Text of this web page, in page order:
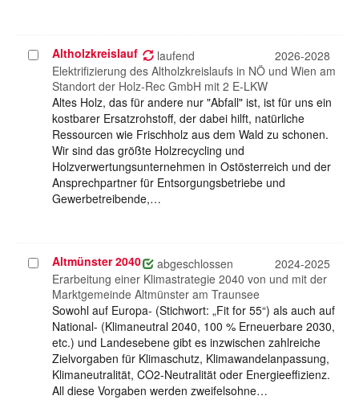
Projekt
auswählen
Altholzkreislauf laufend
2026-2028
Elektrifizierung des Altholzkreislaufs in NÖ und Wien am
Standort der Holz-Rec GmbH mit 2 E-LKW
Altes Holz, das für andere nur "Abfall" ist, ist für uns ein
kostbarer Ersatzrohstoff, der dabei hilft, natürliche
Ressourcen wie Frischholz aus dem Wald zu schonen.
Wir sind das größte Holzrecycling und
Holzverwertungsunternehmen in Ostösterreich und der
Ansprechpartner für Entsorgungsbetriebe und
Gewerbetreibende,…
Projekt
auswählen
Altmünster 2040 abgeschlossen
2024-2025
Erarbeitung einer Klimastrategie 2040 von und mit der
Marktgemeinde Altmünster am Traunsee
Sowohl auf Europa- (Stichwort: „Fit for 55“) als auch auf
National- (Klimaneutral 2040, 100 % Erneuerbare 2030,
etc.) und Landesebene gibt es inzwischen zahlreiche
Zielvorgaben für Klimaschutz, Klimawandelanpassung,
Klimaneutralität, CO2-Neutralität oder Energieeffizienz.
All diese Vorgaben werden zweifelsohne…